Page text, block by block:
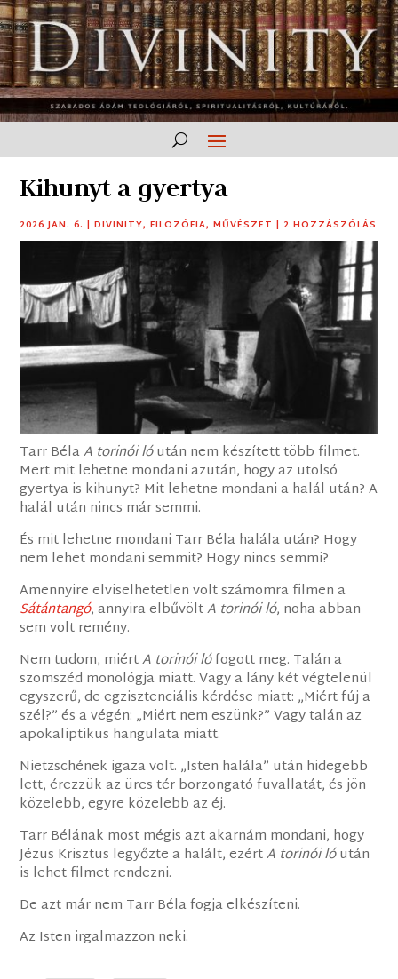
Kihunyt a gyertya
2026 JAN. 6. |DIVINITY,FILOZÓFIA,MŰVÉSZET | 2 HOZZÁSZÓLÁS
Tarr BélaA torinói lóután nem készített több filmet.
Mert mit lehetne mondani azután, hogy az utolsó
gyertya is kihunyt? Mit lehetne mondani a halál után? A
halál után nincs már semmi.
És mit lehetne mondani Tarr Béla halála után? Hogy
nem lehet mondani semmit? Hogy nincs semmi?
Amennyire elviselhetetlen volt számomra filmen a
Sátántangó, annyira elbűvöltA torinói ló, noha abban
sem volt remény.
Nem tudom, miértA torinói lófogott meg. Talán a
szomszéd monológja miatt. Vagy a lány két végtelenül
egyszerű, de egzisztenciális kérdése miatt: „Miért fúj a
szél?” és a végén: „Miért nem eszünk?” Vagy talán az
apokaliptikus hangulata miatt.
Nietzschének igaza volt. „Isten halála” után hidegebb
lett, érezzük az üres tér borzongató fuvallatát, és jön
közelebb, egyre közelebb az éj.
Tarr Bélának most mégis azt akarnám mondani, hogy
Jézus Krisztus legyőzte a halált, ezértA torinói lóután
is lehet filmet rendezni.
De azt már nem Tarr Béla fogja elkészíteni.
Az Isten irgalmazzon neki.